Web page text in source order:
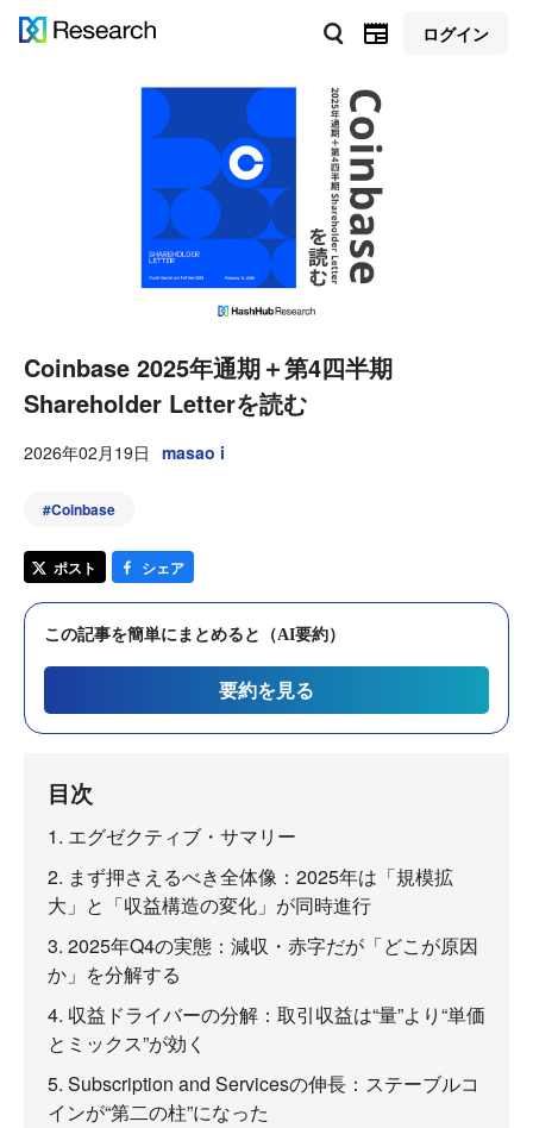
ログイン
Coinbase 2025年通期＋第4四半期
Shareholder Letterを読む
2026年02月19日 masao i
#Coinbase
ポスト シェア
この記事を簡単にまとめると（AI要約）
要約を見る
目次
1. エグゼクティブ・サマリー
2. まず押さえるべき全体像：2025年は「規模拡
大」と「収益構造の変化」が同時進行
3. 2025年Q4の実態：減収・赤字だが「どこが原因
か」を分解する
4. 収益ドライバーの分解：取引収益は“量”より“単価
とミックス”が効く
5. Subscription and Servicesの伸長：ステーブルコ
インが“第二の柱”になった